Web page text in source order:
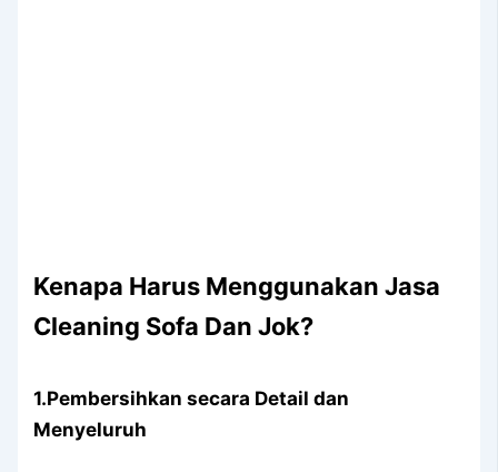
Kenapa Hаruѕ Menggunakan Jasa
Cleaning Sofa Dаn Jok?
1.Pembersihkan secara Detail dаn
Menyeluruh